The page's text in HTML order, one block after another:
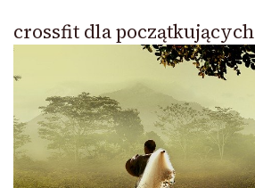
crossfit dla początkujących